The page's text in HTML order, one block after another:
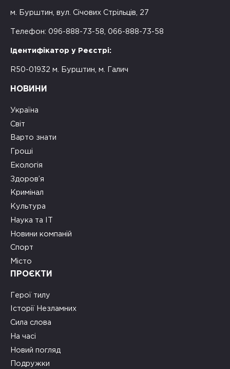
м. Бурштин, вул. Січових Стрільців, 27
Телефон: 096-888-73-58, 066-888-73-58
Ідентифікатор у Реєстрі:
R50-01932 м. Бурштин, м. Галич
НОВИНИ
Україна
Світ
Варто знати
Гроші
Екологія
Здоров’я
Кримінал
Культура
Наука та ІТ
Новини компаній
Спорт
Місто
ПРОЄКТИ
Герої тилу
Історії Незламних
Сила слова
На часі
Новий погляд
Подружки